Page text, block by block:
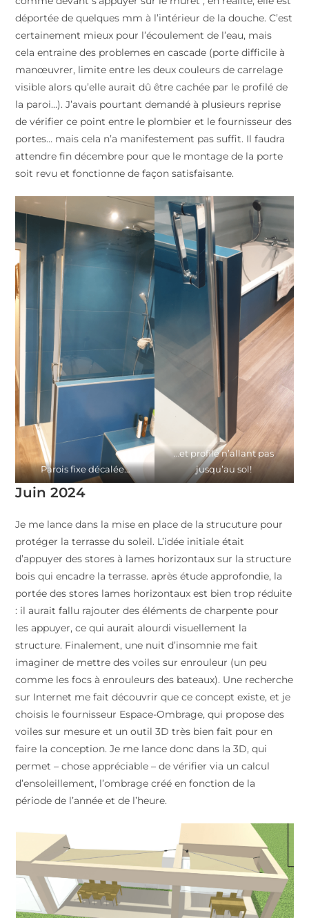
déportée de quelques mm à l’intérieur de la douche. C’est
certainement mieux pour l’écoulement de l’eau, mais
cela entraine des problemes en cascade (porte difficile à
manœuvrer, limite entre les deux couleurs de carrelage
visible alors qu’elle aurait dû être cachée par le profilé de
la paroi…). J’avais pourtant demandé à plusieurs reprise
de vérifier ce point entre le plombier et le fournisseur des
portes… mais cela n’a manifestement pas suffit. Il faudra
attendre fin décembre pour que le montage de la porte
soit revu et fonctionne de façon satisfaisante.
Parois fixe décalée…
…et profilé n’allant pas
jusqu’au sol!
Juin 2024
Je me lance dans la mise en place de la strucuture pour
protéger la terrasse du soleil. L’idée initiale était
d’appuyer des stores à lames horizontaux sur la structure
bois qui encadre la terrasse. après étude approfondie, la
portée des stores lames horizontaux est bien trop réduite
: il aurait fallu rajouter des éléments de charpente pour
les appuyer, ce qui aurait alourdi visuellement la
structure. Finalement, une nuit d’insomnie me fait
imaginer de mettre des voiles sur enrouleur (un peu
comme les focs à enrouleurs des bateaux). Une recherche
sur Internet me fait découvrir que ce concept existe, et je
choisis le fournisseur Espace-Ombrage, qui propose des
voiles sur mesure et un outil 3D très bien fait pour en
faire la conception. Je me lance donc dans la 3D, qui
permet – chose appréciable – de vérifier via un calcul
d’ensoleillement, l’ombrage créé en fonction de la
période de l’année et de l’heure.